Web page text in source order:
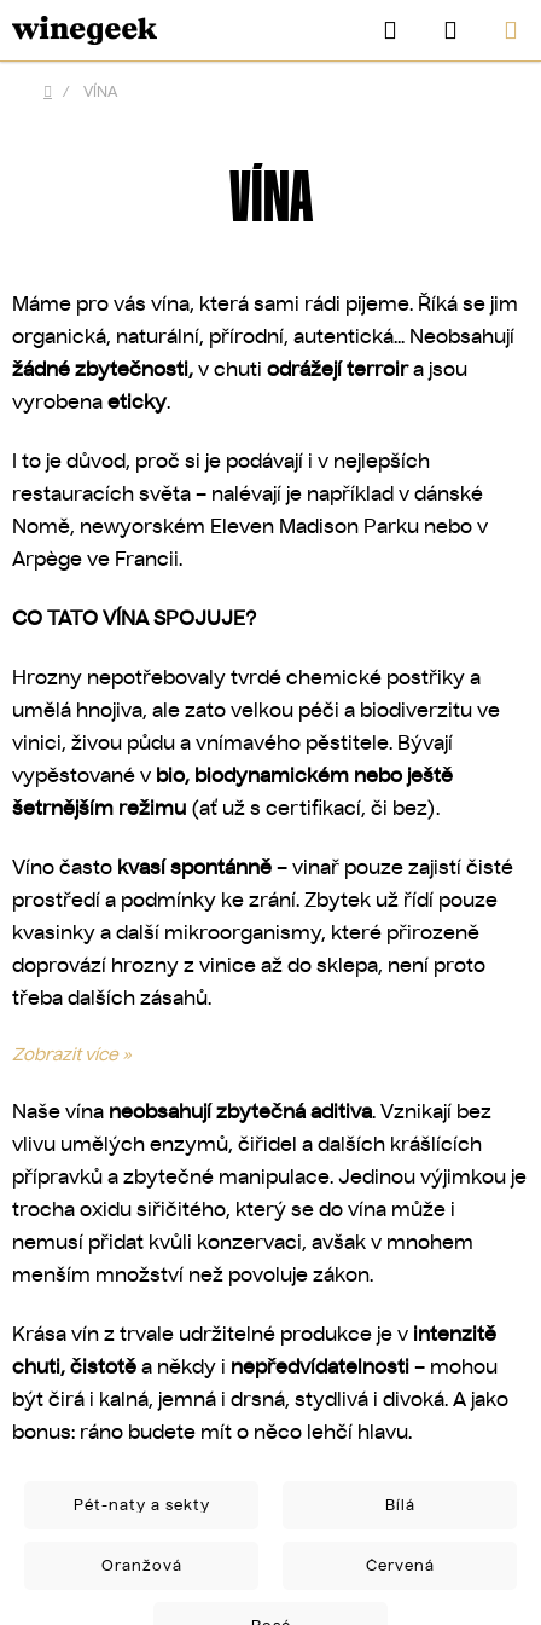
Přejít
na
obsah
Hledat
KOŠÍK
Domů
/ VÍNA
VÍNA
Máme pro vás vína, která sami rádi pijeme. Říká se jim
organická, naturální, přírodní, autentická... Neobsahují
žádné zbytečnosti, v chuti odrážejí terroira jsou
vyrobena eticky.
I to je důvod, proč si je podávají i v nejlepších
restauracích světa – nalévají je například v dánské
Nomě, newyorském Eleven Madison Parku nebo v
Arpège ve Francii.
CO TATO VÍNA SPOJUJE?
Hrozny nepotřebovaly tvrdé chemické postřiky a
umělá hnojiva, ale zato velkou péči a biodiverzitu ve
vinici, živou půdu a vnímavého pěstitele. Bývají
vypěstované v bio, biodynamickém nebo ještě
šetrnějším režimu (ať už s certifikací, či bez).
Víno často kvasí spontánně – vinař pouze zajistí čisté
prostředí a podmínky ke zrání. Zbytek už řídí pouze
kvasinky a další mikroorganismy, které přirozeně
doprovází hrozny z vinice až do sklepa, není proto
třeba dalších zásahů.
Zobrazit více »
Naše vína neobsahují zbytečná aditiva. Vznikají bez
vlivu umělých enzymů, čiřidel a dalších krášlících
přípravků a zbytečné manipulace. Jedinou výjimkou je
trocha oxidu siřičitého, který se do vína může i
nemusí přidat kvůli konzervaci, avšak v mnohem
menším množství než povoluje zákon.
Krása vín z trvale udržitelné produkce je v intenzitě
chuti, čistotě a někdy i nepředvídatelnosti – mohou
být čirá i kalná, jemná i drsná, stydlivá i divoká. A jako
bonus: ráno budete mít o něco lehčí hlavu.
Pét-naty a sekty Bílá
Oranžová Červená